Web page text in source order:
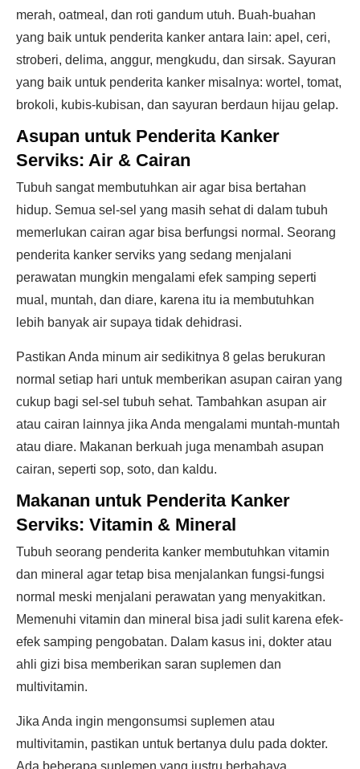
merah, oatmeal, dan roti gandum utuh. Buah-buahan
yang baik untuk penderita kanker antara lain: apel, ceri,
stroberi, delima, anggur, mengkudu, dan sirsak. Sayuran
yang baik untuk penderita kanker misalnya: wortel, tomat,
brokoli, kubis-kubisan, dan sayuran berdaun hijau gelap.
Asupan untuk Penderita Kanker
Serviks: Air & Cairan
Tubuh sangat membutuhkan air agar bisa bertahan
hidup. Semua sel-sel yang masih sehat di dalam tubuh
memerlukan cairan agar bisa berfungsi normal. Seorang
penderita kanker serviks yang sedang menjalani
perawatan mungkin mengalami efek samping seperti
mual, muntah, dan diare, karena itu ia membutuhkan
lebih banyak air supaya tidak dehidrasi.
Pastikan Anda minum air sedikitnya 8 gelas berukuran
normal setiap hari untuk memberikan asupan cairan yang
cukup bagi sel-sel tubuh sehat. Tambahkan asupan air
atau cairan lainnya jika Anda mengalami muntah-muntah
atau diare. Makanan berkuah juga menambah asupan
cairan, seperti sop, soto, dan kaldu.
Makanan untuk Penderita Kanker
Serviks: Vitamin & Mineral
Tubuh seorang penderita kanker membutuhkan vitamin
dan mineral agar tetap bisa menjalankan fungsi-fungsi
normal meski menjalani perawatan yang menyakitkan.
Memenuhi vitamin dan mineral bisa jadi sulit karena efek-
efek samping pengobatan. Dalam kasus ini, dokter atau
ahli gizi bisa memberikan saran suplemen dan
multivitamin.
Jika Anda ingin mengonsumsi suplemen atau
multivitamin, pastikan untuk bertanya dulu pada dokter.
Ada beberapa suplemen yang justru berbahaya,